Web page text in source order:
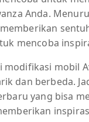
Anda.
mencoba
modifikasi mobil
dan berbeda.
yang bisa